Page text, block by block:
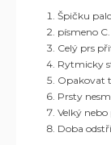
Špičku
písmeno
Celý prs
Rytmicky
Opakovat
Prsty
Velký
Doba